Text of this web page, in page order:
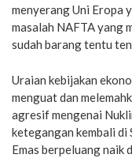
menyerang Uni Eropa
masalah NAFTA yang
sudah barang tentu
Uraian kebijakan
menguat dan
agresif mengenai
ketegangan kembali di
Emas berpeluang naik